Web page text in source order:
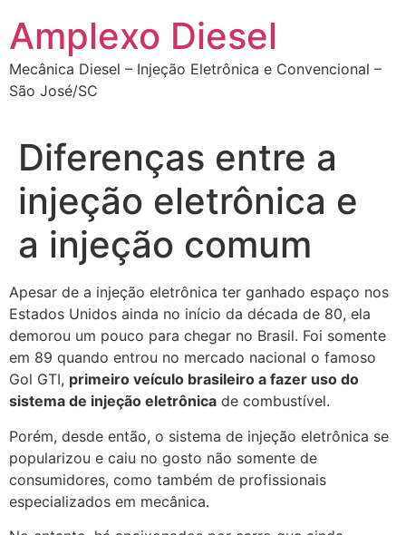
para
conteúdo
Amplexo Diesel
Mecânica Diesel – Injeção Eletrônica e Convencional –
São José/SC
Diferenças entre a
injeção eletrônica e
a injeção comum
Apesar de a injeção eletrônica ter ganhado espaço nos
Estados Unidos ainda no início da década de 80, ela
demorou um pouco para chegar no Brasil. Foi somente
em 89 quando entrou no mercado nacional o famoso
Gol GTI, primeiro veículo brasileiro a fazer uso do
sistema de injeção eletrônica de combustível.
Porém, desde então, o sistema de injeção eletrônica se
popularizou e caiu no gosto não somente de
consumidores, como também de profissionais
especializados em mecânica.